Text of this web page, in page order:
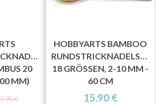
20
MM)
€
HOBBYARTS BAMBOO
RUNDSTRICKNADELSET,
18 GRÖSSEN, 2-10 MM - 6
0 CM
15.90 €
Jetzt anmelden
Nein danke